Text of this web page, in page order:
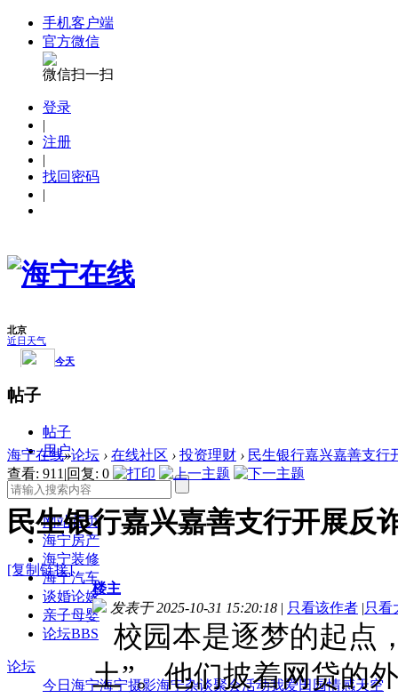
手机客户端
官方微信
微信扫一扫
登录
|
注册
|
找回密码
|
帖子
帖子
用户
网站首页
海宁房产
海宁装修
海宁汽车
谈婚论嫁
亲子母婴
论坛BBS
论坛
今日海宁海宁摄影海宁杂谈聚会活动我爱田园情感天空
海宁在线»论坛 › 在线社区 › 投资理财 › 民生银行嘉兴嘉善支行
查看: 911|回复: 0
民生银行嘉兴嘉善支行开展反
[复制链接]
楼主
发表于 2025-10-31 15:20:18 | 只看该作者 |只看
校园本是逐梦的起点
土”。他们披着网贷的